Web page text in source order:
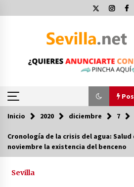
al
Post más buscados
Inicio 2020 diciembre 7
Cronología de la crisis del agua: Salud
noviembre la existencia del benceno
Sevilla